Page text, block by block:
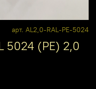
арт. AL2,0-RAL-PE-5024
5024 (PE) 2,0